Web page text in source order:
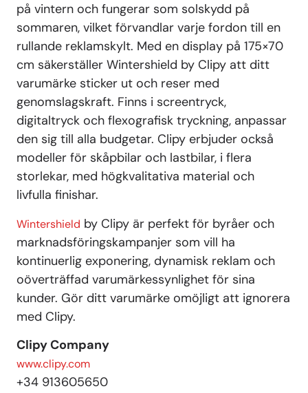
på vintern och fungerar som solskydd på
sommaren, vilket förvandlar varje fordon till en
rullande reklamskylt. Med en display på 175×70
cm säkerställer Wintershield by Clipy att ditt
varumärke sticker ut och reser med
genomslagskraft. Finns i screentryck,
digitaltryck och flexografisk tryckning, anpassar
den sig till alla budgetar. Clipy erbjuder också
modeller för skåpbilar och lastbilar, i flera
storlekar, med högkvalitativa material och
livfulla finishar.
Wintershield by Clipy är perfekt för byråer och
marknadsföringskampanjer som vill ha
kontinuerlig exponering, dynamisk reklam och
oöverträffad varumärkessynlighet för sina
kunder. Gör ditt varumärke omöjligt att ignorera
med Clipy.
Clipy Company
www.clipy.com
+34 913605650